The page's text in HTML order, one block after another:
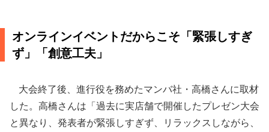
オンラインイベントだからこそ「緊張しすぎ
ず」「創意工夫」
大会終了後、進行役を務めたマンバ社・高橋さんに取材
した。高橋さんは「過去に実店舗で開催したプレゼン大会
と異なり、発表者が緊張しすぎず、リラックスしながら、